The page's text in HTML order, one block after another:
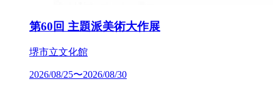
第60回 主題派美術大作展
堺市立文化館
2026/08/25〜2026/08/30